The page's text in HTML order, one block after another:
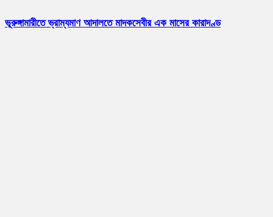
ভূরুঙ্গামারীতে ভ্রাম্যমাণ আদালতে মাদকসেবীর এক মাসের কারাদণ্ড